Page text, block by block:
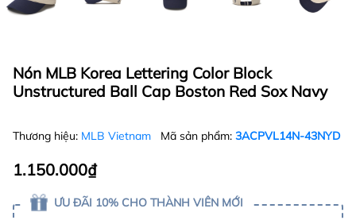
Nón MLB Korea Lettering Color Block
Unstructured Ball Cap Boston Red Sox Navy
Thương hiệu: MLB Vietnam Mã sản phẩm: 3ACPVL14N-43NYD
1.150.000₫
ƯU ĐÃI 10% CHO THÀNH VIÊN MỚI